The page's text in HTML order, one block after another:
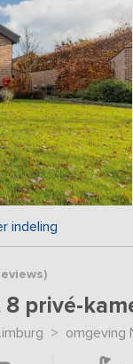
indeling
)
privé-
> omgeving